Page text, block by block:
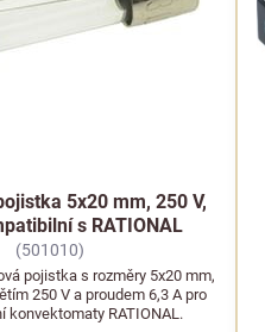
5x20 mm, 250 V,
s RATIONAL
(501010)
pojistka s rozměry 5x20 mm,
250 V a proudem 6,3 A pro
konvektomaty RATIONAL.